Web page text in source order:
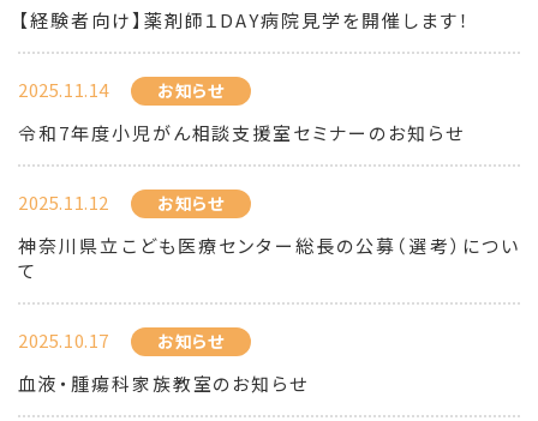
【経験者向け】薬剤師１DAY病院見学を開催します！
2025.11.14 お知らせ
令和7年度小児がん相談支援室セミナーのお知らせ
2025.11.12 お知らせ
神奈川県立こども医療センター総長の公募（選考）につい
て
2025.10.17 お知らせ
血液・腫瘍科家族教室のお知らせ